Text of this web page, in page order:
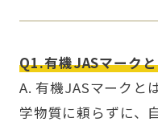
Q1.有機JASマーク
A. 有機JASマークと
学物質に頼らずに、